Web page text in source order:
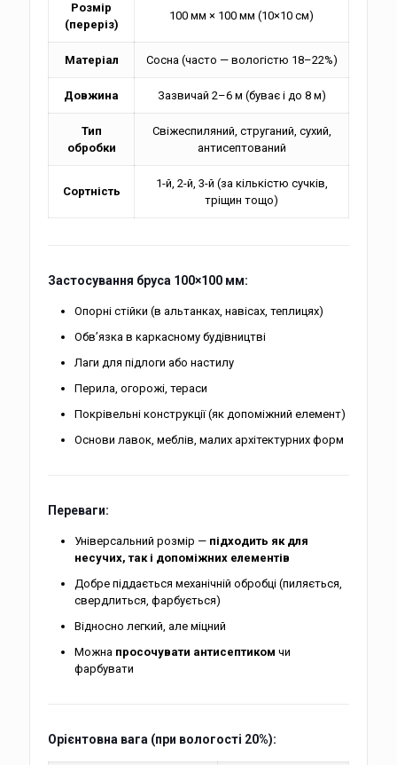
Розмір
(переріз)
100 мм × 100 мм (10×10 см)
Матеріал Сосна (часто — вологістю 18–22%)
Довжина Зазвичай 2–6 м (буває і до 8 м)
Тип
обробки
Свіжеспиляний, струганий, сухий,
антисептований
Сортність
1-й, 2-й, 3-й (за кількістю сучків,
тріщин тощо)
Застосування бруса 100×100 мм:
Опорні стійки (в альтанках, навісах, теплицях)
Обв’язка в каркасному будівництві
Лаги для підлоги або настилу
Перила, огорожі, тераси
Покрівельні конструкції (як допоміжний елемент)
Основи лавок, меблів, малих архітектурних форм
Переваги:
Універсальний розмір — підходить як для
несучих, так і допоміжних елементів
Добре піддається механічній обробці (пиляється,
свердлиться, фарбується)
Відносно легкий, але міцний
Можна просочувати антисептиком чи
фарбувати
Орієнтовна вага (при вологості 20%):